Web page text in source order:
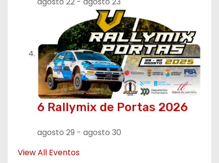
6 Rallymix de Portas 2026
agosto 29 - agosto 30
View All Eventos